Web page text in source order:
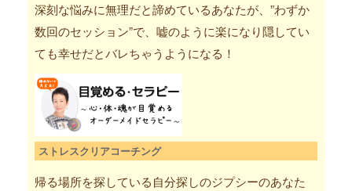
深刻な悩みに無理だと諦めているあなたが、”わずか
数回のセッション”で、嘘のように楽になり隠してい
ても幸せだとバレちゃうようになる！
ストレスクリアコーチング
帰る場所を探している自分探しのジプシーのあなた